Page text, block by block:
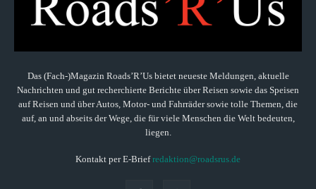
Das (Fach-)Magazin Roads’R’Us bietet neueste Meldungen, aktuelle
Nachrichten und gut recherchierte Berichte über Reisen sowie das Speisen
auf Reisen und über Autos, Motor- und Fahrräder sowie tolle Themen, die
auf, an und abseits der Wege, die für viele Menschen die Welt bedeuten,
liegen.
Kontakt per E-Briefredaktion@roadsrus.de